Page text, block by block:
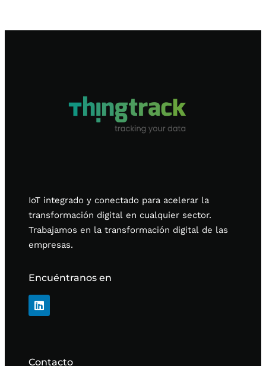
IoT integrado y conectado para acelerar la
transformación digital en cualquier sector.
Trabajamos en la transformación digital de las
empresas.
Encuéntranos en
Contacto